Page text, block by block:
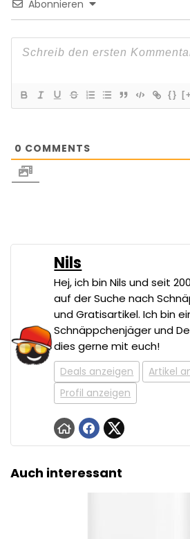
Abonnieren
{}
0 COMMENTS
Nils
Hej, ich bin Nils und seit
auf der Suche nach
und Gratisartikel. Ich bin
Schnäppchenjäger und
dies gerne mit euch!
Deals anzeigen
Artikel
Profil anzeigen
Auch interessant